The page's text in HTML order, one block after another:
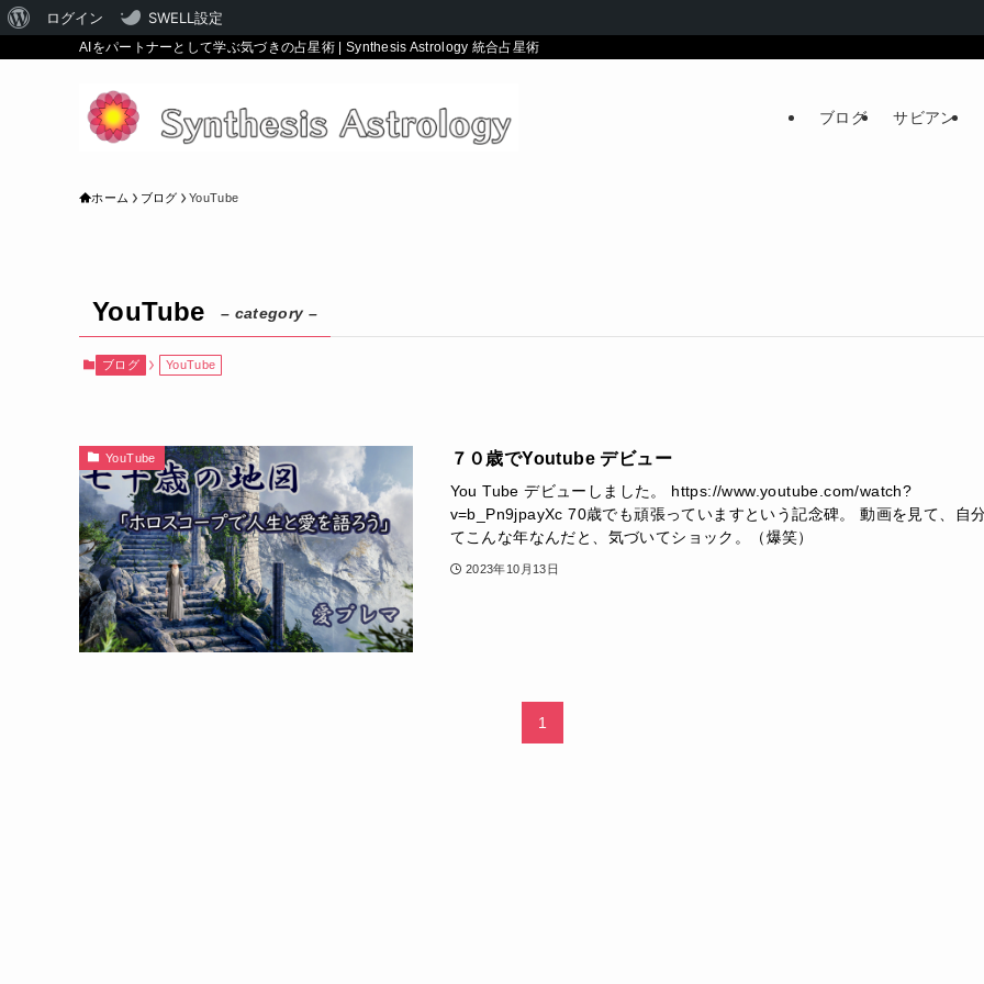
WordPress
ログイン SWELL設定
AIをパートナーとして学ぶ気づきの占星術 | Synthesis Astrology 統合占星術
ブログ サビアン
ホーム ブログ YouTube
YouTube – category –
ブログ YouTube
YouTube ７０歳でYoutube デビュー
You Tube デビューしました。 https://www.youtube.com/watch?
v=b_Pn9jpayXc 70歳でも頑張っていますという記念碑。 動画を見て、自
てこんな年なんだと、気づいてショック。（爆笑）
2023年10月13日
1